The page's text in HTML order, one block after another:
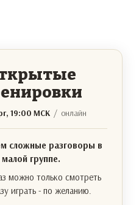
19:00 МСК / онлайн
сложные разговоры в
малой группе.
можно только смотреть
играть - по желанию.